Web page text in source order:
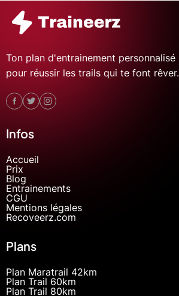
Ton plan d'entrainement personnalisé
pour réussir les trails qui te font rêver.
Infos
Accueil
Prix
Blog
Entrainements
CGU
Mentions légales
Recoveerz.com
Plans
Plan Maratrail 42km
Plan Trail 60km
Plan Trail 80km